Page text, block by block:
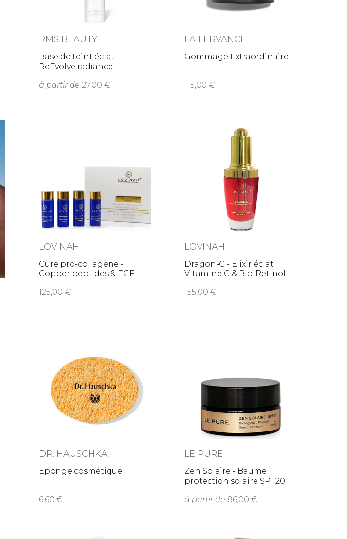
RMS BEAUTY
Base de teint éclat -
ReEvolve radiance
à partir de 27,00
LA FERVANCE
Gommage Extraordinaire
115,00
LOVINAH
Cure pro-collagène -
Copper peptides & EGF
125,00
LOVINAH
Dragon-C - Elixir éclat
Vitamine C & Bio-Retinol
155,00
DR. HAUSCHKA
Eponge cosmétique
6,60
LE PURE
Zen Solaire - Baume
protection solaire SPF20
à partir de 86,00